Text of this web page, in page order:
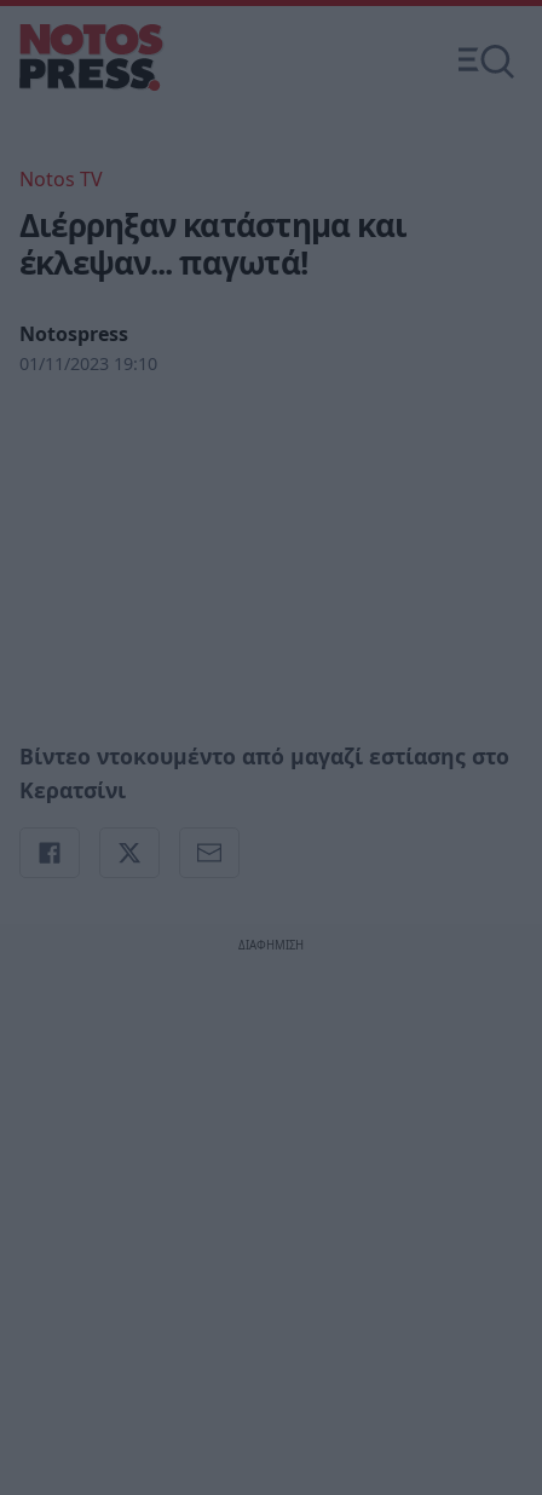
Notos TV
Διέρρηξαν κατάστημα και
έκλεψαν... παγωτά!
Notospress
01/11/2023 19:10
Βίντεο ντοκουμέντο από μαγαζί εστίασης στο
Κερατσίνι